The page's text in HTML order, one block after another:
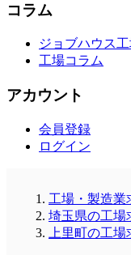
コラム
ジョブハウス
工場コラム
アカウント
会員登録
ログイン
工場・製造業
埼玉県の工場
上里町の工場